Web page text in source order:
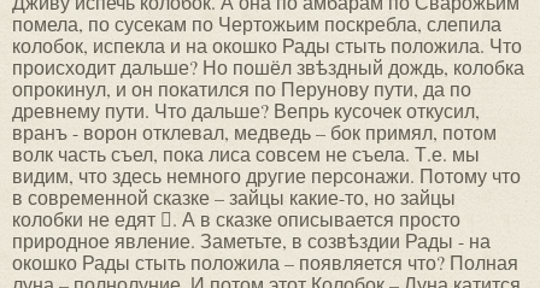
помела, по сусекам по Чертожьим поскребла, слепила
колобок, испекла и на окошко Рады стыть положила. Что
происходит дальше? Но пошёл звѣздный дождь, колобка
опрокинул, и он покатился по Перунову пути, да по
древнему пути. Что дальше? Вепрь кусочек откусил,
вранъ - ворон отклевал, медведь – бок примял, потом
волк часть съел, пока лиса совсем не съела. Т.е. мы
видим, что здесь немного другие персонажи. Потому что
в современной сказке – зайцы какие-то, но зайцы
колобки не едят . А в сказке описывается просто
природное явление. Заметьте, в созвѣздии Рады - на
окошко Рады стыть положила – появляется что? Полная